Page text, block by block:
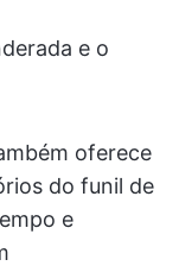
e o
oferece
do funil de
e